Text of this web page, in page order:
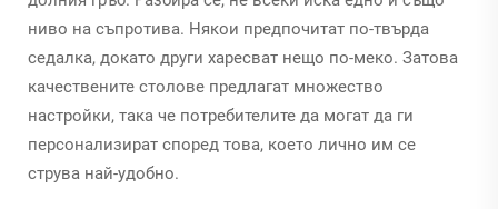
ниво на съпротива. Някои предпочитат по-твърда
седалка, докато други харесват нещо по-меко. Затова
качествените столове предлагат множество
настройки, така че потребителите да могат да ги
персонализират според това, което лично им се
струва най-удобно.